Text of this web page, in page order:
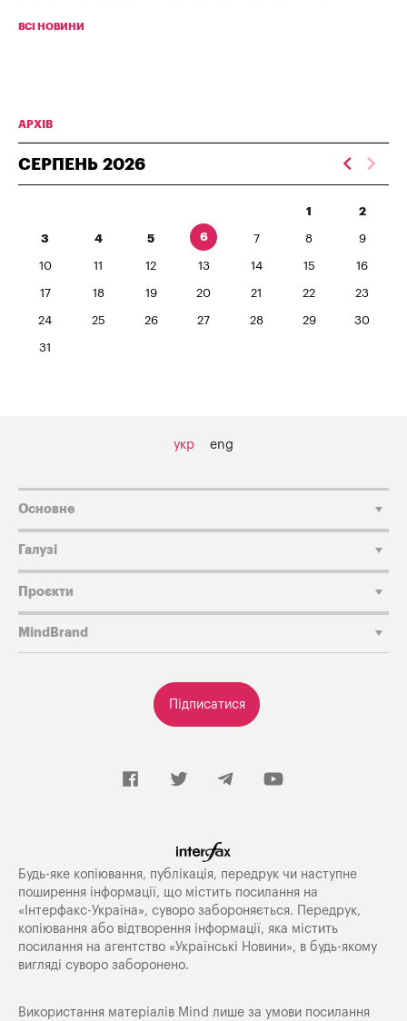
ВСІ НОВИНИ
АРХІВ
СЕРПЕНЬ 2026
1 2
3 4 5 6 7 8 9
10 11 12 13 14 15 16
17 18 19 20 21 22 23
24 25 26 27 28 29 30
31
укр eng
Підписатися
Основне
Галузі
Проєкти
MindBrand
Будь-яке копiювання, публiкацiя, передрук чи наступне
поширення iнформацiї, що мiстить посилання на
«Iнтерфакс-Україна», суворо забороняється. Передрук,
копіювання або відтворення інформації, яка містить
посилання на агентство «Українські Новини», в будь-якому
вигляді суворо заборонено.
Використання матеріалів Mind лише за умови посилання